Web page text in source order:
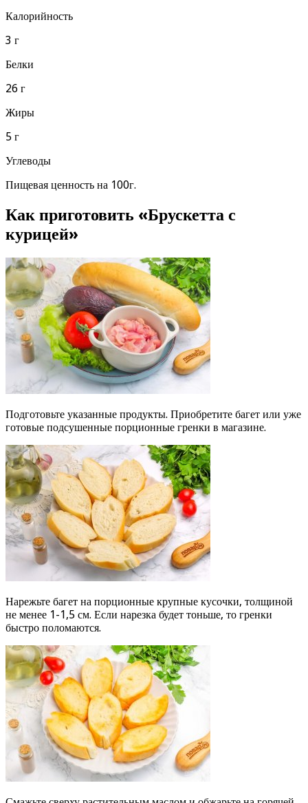
Калорийность
3 г
Белки
26 г
Жиры
5 г
Углеводы
Пищевая ценность на 100г.
Как приготовить «Брускетта с
курицей»
Подготовьте указанные продукты. Приобретите багет или уже
готовые подсушенные порционные гренки в магазине.
Нарежьте багет на порционные крупные кусочки, толщиной
не менее 1-1,5 см. Если нарезка будет тоньше, то гренки
быстро поломаются.